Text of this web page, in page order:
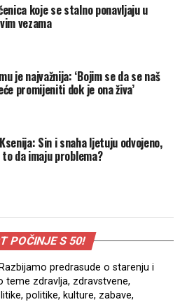
koje se stalno ponavljaju u
vezama
je najvažnija: ‘Bojim se da se naš
promijeniti dok je ona živa’
Sin i snaha ljetuju odvojeno,
da imaju problema?
POČINJE S 50!
predrasude o starenju i
zdravlja, zdravstvene,
politike, kulture, zabave,